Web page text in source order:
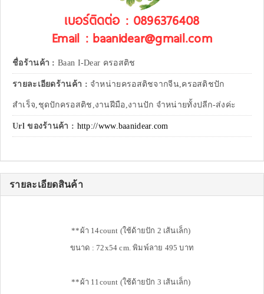
เบอร์ติดต่อ : 0896376408
Email : baanidear@gmail.com
ชื่อร้านค้า : Baan I-Dear ครอสติช
รายละเอียดร้านค้า : จำหน่ายครอสติชจากจีน,ครอสติชปัก
สำเร็จ,ชุดปักครอสติช,งานฝีมือ,งานปัก จำหน่ายทั้งปลีก-ส่งค่ะ
Url ของร้านค้า : http://www.baanidear.com
รายละเอียดสินค้า
**ผ้า 14count (ใช้ด้ายปัก 2 เส้นเล็ก)
ขนาด : 72x54 cm. พิมพ์ลาย 495 บาท
**ผ้า 11count (ใช้ด้ายปัก 3 เส้นเล็ก)